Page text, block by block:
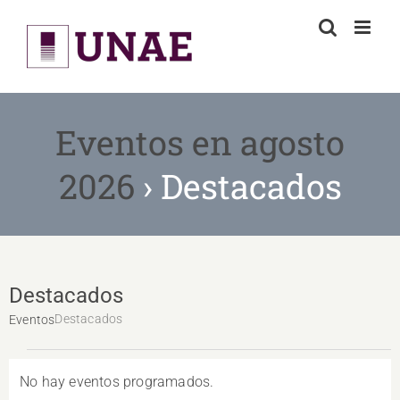
content
Eventos en agosto
2026 › Destacados
Destacados
EventosDestacados
No hay eventos programados.